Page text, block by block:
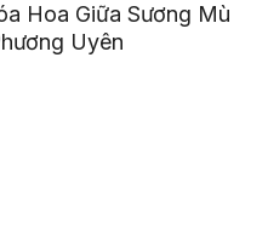
Hoa Giữa Sương Mù
Uyên